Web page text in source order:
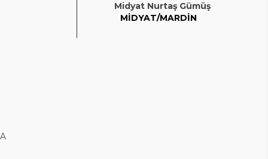
Midyat Nurtaş Gümüş
MİDYAT/MARDİN